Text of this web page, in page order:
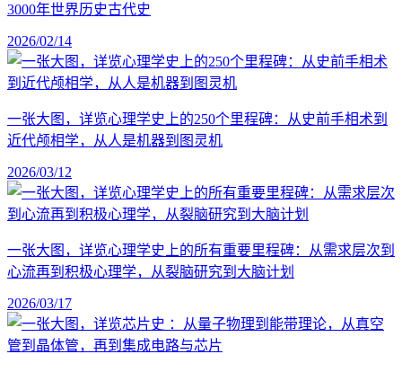
3000年世界历史古代史
2026/02/14
一张大图，详览心理学史上的250个里程碑：从史前手相术到
近代颅相学，从人是机器到图灵机
2026/03/12
一张大图，详览心理学史上的所有重要里程碑：从需求层次到
心流再到积极心理学，从裂脑研究到大脑计划
2026/03/17